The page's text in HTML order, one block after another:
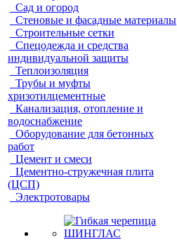
Сад и огород
Стеновые и фасадные материалы
Строительные сетки
Спецодежда и средства
индивидуальной защиты
Теплоизоляция
Трубы и муфты
хризотилцементные
Канализация, отопление и
водоснабжение
Оборудование для бетонных
работ
Цемент и смеси
Цементно-стружечная плита
(ЦСП)
Электротовары